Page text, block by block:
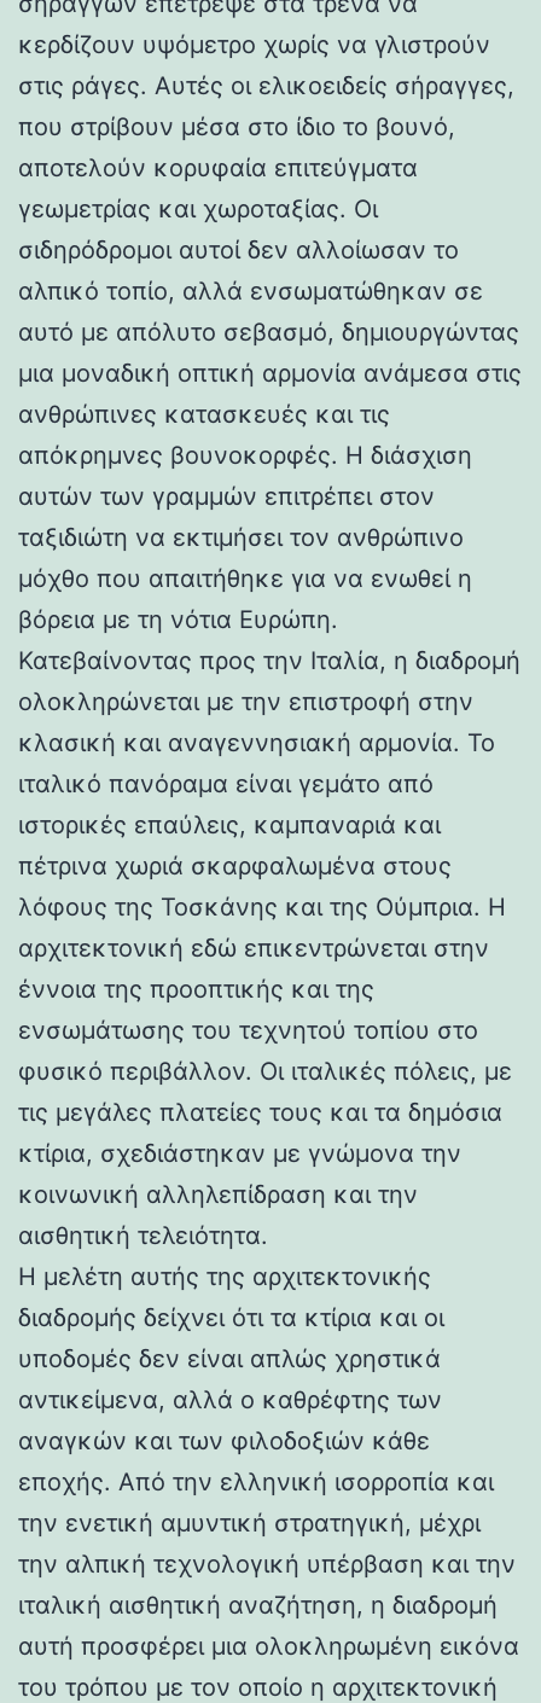
κερδίζουν υψόμετρο χωρίς να γλιστρούν
στις ράγες. Αυτές οι ελικοειδείς σήραγγες,
που στρίβουν μέσα στο ίδιο το βουνό,
αποτελούν κορυφαία επιτεύγματα
γεωμετρίας και χωροταξίας. Οι
σιδηρόδρομοι αυτοί δεν αλλοίωσαν το
αλπικό τοπίο, αλλά ενσωματώθηκαν σε
αυτό με απόλυτο σεβασμό, δημιουργώντας
μια μοναδική οπτική αρμονία ανάμεσα στις
ανθρώπινες κατασκευές και τις
απόκρημνες βουνοκορφές. Η διάσχιση
αυτών των γραμμών επιτρέπει στον
ταξιδιώτη να εκτιμήσει τον ανθρώπινο
μόχθο που απαιτήθηκε για να ενωθεί η
βόρεια με τη νότια Ευρώπη.
Κατεβαίνοντας προς την Ιταλία, η διαδρομή
ολοκληρώνεται με την επιστροφή στην
κλασική και αναγεννησιακή αρμονία. Το
ιταλικό πανόραμα είναι γεμάτο από
ιστορικές επαύλεις, καμπαναριά και
πέτρινα χωριά σκαρφαλωμένα στους
λόφους της Τοσκάνης και της Ούμπρια. Η
αρχιτεκτονική εδώ επικεντρώνεται στην
έννοια της προοπτικής και της
ενσωμάτωσης του τεχνητού τοπίου στο
φυσικό περιβάλλον. Οι ιταλικές πόλεις, με
τις μεγάλες πλατείες τους και τα δημόσια
κτίρια, σχεδιάστηκαν με γνώμονα την
κοινωνική αλληλεπίδραση και την
αισθητική τελειότητα.
Η μελέτη αυτής της αρχιτεκτονικής
διαδρομής δείχνει ότι τα κτίρια και οι
υποδομές δεν είναι απλώς χρηστικά
αντικείμενα, αλλά ο καθρέφτης των
αναγκών και των φιλοδοξιών κάθε
εποχής. Από την ελληνική ισορροπία και
την ενετική αμυντική στρατηγική, μέχρι
την αλπική τεχνολογική υπέρβαση και την
ιταλική αισθητική αναζήτηση, η διαδρομή
αυτή προσφέρει μια ολοκληρωμένη εικόνα
του τρόπου με τον οποίο η αρχιτεκτονική